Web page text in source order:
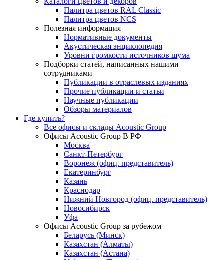
Палитра цветов RAL Сlassic
Палитра цветов NCS
Полезная информация
Нормативные документы
Акустическая энциклопедия
Уровни громкости источников шума
Подборки статей, написанных нашими
сотрудниками
Публикации в отраслевых изданиях
Прочие публикации и статьи
Научные публикации
Обзоры материалов
Где купить?
Все офисы и склады Acoustic Group
Офисы Acoustic Group В РФ
Москва
Санкт-Петербург
Воронеж (офиц. представитель)
Екатеринбург
Казань
Краснодар
Нижний Новгород (офиц. представитель)
Новосибирск
Уфа
Офисы Acoustic Group за рубежом
Беларусь (Минск)
Казахстан (Алматы)
Казахстан (Астана)